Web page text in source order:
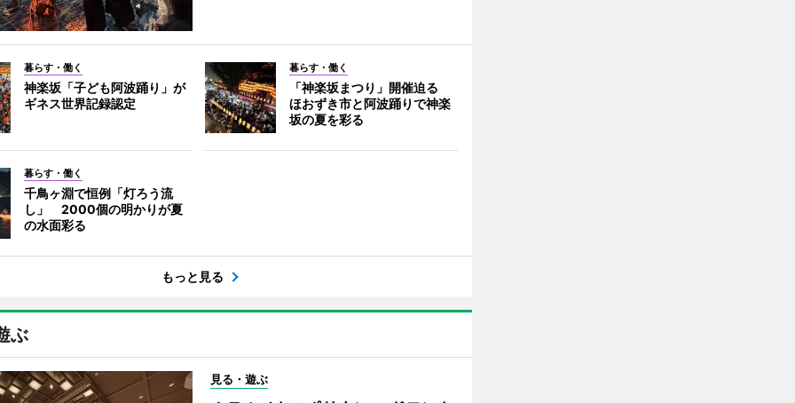
暮らす・働く
神楽坂「子ども阿波踊り」が
ギネス世界記録認定
暮らす・働く
「神楽坂まつり」開催迫る
ほおずき市と阿波踊りで神楽
坂の夏を彩る
暮らす・働く
千鳥ヶ淵で恒例「灯ろう流
し」 2000個の明かりが夏
の水面彩る
もっと見る
ぶ
見る・遊ぶ